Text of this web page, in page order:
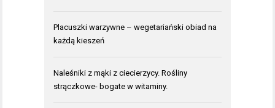
Placuszki warzywne – wegetariański obiad na
każdą kieszeń
Naleśniki z mąki z ciecierzycy. Rośliny
strączkowe- bogate w witaminy.